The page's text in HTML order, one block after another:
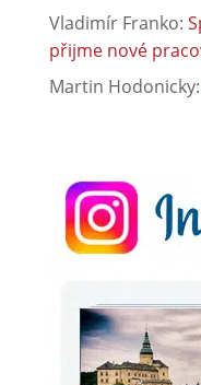
Vladimír Franko:
přijme nové
Martin Hodonicky: